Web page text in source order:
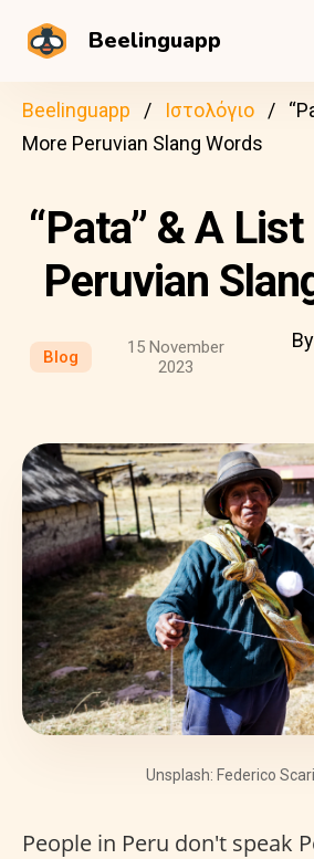
Beelinguapp
Beelinguapp Ιστολόγιο
More Peruvian Slang Words
“Pata” & A
Peruvian
Blog
15 November
2023
Unsplash: Federico
People in Peru don't speak